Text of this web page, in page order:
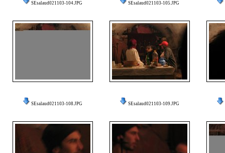
SEsalaud021103-104.JPG SEsalaud021103-105.JPG
SEsalaud021103-108.JPG SEsalaud021103-109.JPG